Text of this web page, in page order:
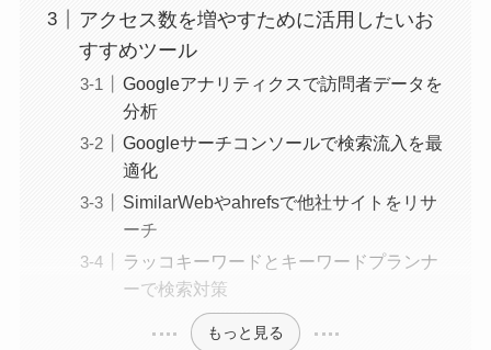
アクセス数を増やすために活用したいお
すすめツール
Googleアナリティクスで訪問者データを
分析
Googleサーチコンソールで検索流入を最
適化
SimilarWebやahrefsで他社サイトをリサ
ーチ
ラッコキーワードとキーワードプランナ
ーで検索対策
もっと見る